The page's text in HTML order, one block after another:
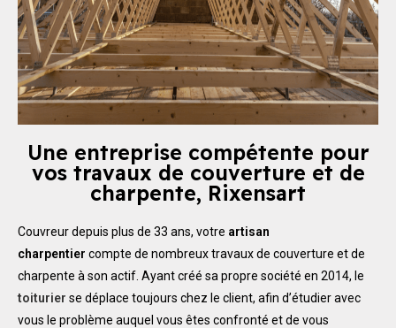
Une entreprise compétente pour
vos travaux de couverture et de
charpente, Rixensart
Couvreur depuis plus de 33 ans, votre artisan
charpentier compte de nombreux travaux de couverture et de
charpente à son actif. Ayant créé sa propre société en 2014, le
toiturier se déplace toujours chez le client, afin d’étudier avec
vous le problème auquel vous êtes confronté et de vous